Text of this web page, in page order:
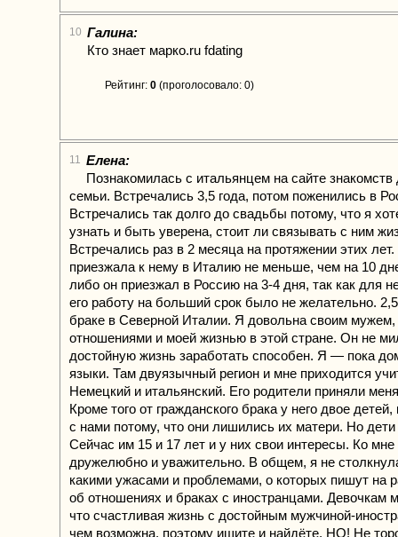
10 Галина:
Кто знает марко.ru fdating
Рейтинг: 0 (проголосовало: 0)
11 Елена:
Познакомилась с итальянцем на сайте знакомств
семьи. Встречались 3,5 года, потом поженились в
Встречались так долго до свадьбы потому, что я
узнать и быть уверена, стоит ли связывать с ним
Встречались раз в 2 месяца на протяжении этих
приезжала к нему в Италию не меньше, чем на 10
либо он приезжал в Россию на 3-4 дня, так как для
его работу на больший срок было не желательно.
браке в Северной Италии. Я довольна своим
отношениями и моей жизнью в этой стране. Он не
достойную жизнь заработать способен. Я — пока
языки. Там двуязычный регион и мне приходится
Немецкий и итальянский. Его родители приняли
Кроме того от гражданского брака у него двое
с нами потому, что они лишились их матери. Но
Сейчас им 15 и 17 лет и у них свои интересы. Ко мне
дружелюбно и уважительно. В общем, я не
какими ужасами и проблемами, о которых пишут на
об отношениях и браках с иностранцами. Девочкам
что счастливая жизнь с достойным мужчиной-
чем возможна, поэтому ищите и найдёте. НО! Не